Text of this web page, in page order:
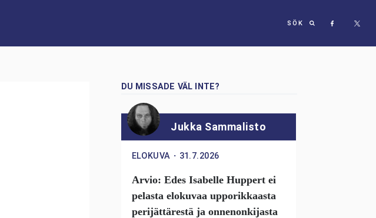
SÖK
DU MISSADE VÄL INTE?
Jukka Sammalisto
ELOKUVA ・ 31.7.2026
Arvio: Edes Isabelle Huppert ei
pelasta elokuvaa upporikkaasta
perijättärestä ja onnenonkijasta